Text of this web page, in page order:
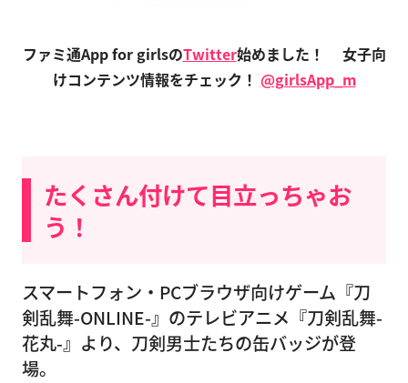
ファミ通App for girlsのTwitter始めました！
女子向
けコンテンツ情報をチェック！ @girlsApp_m
たくさん付けて目立っちゃお
う！
スマートフォン・PCブラウザ向けゲーム『刀
剣乱舞-ONLINE-』のテレビアニメ『刀剣乱舞-
花丸-』より、刀剣男士たちの缶バッジが登
場。